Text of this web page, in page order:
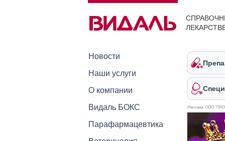
Новости
Наши услуги
О компании
Видаль БОКС
Парафармацевтика
Реклама. ООО